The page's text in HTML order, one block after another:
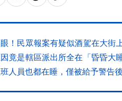
！民眾報案有疑似酒駕在大街
竟是轄區派出所全在「昏昏大
人員也都在睡，僅被給予警告